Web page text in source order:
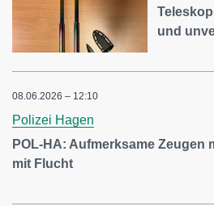
und
08.06.2026 – 12:10
Polizei Hagen
POL-HA: Aufmerksame Zeugen
mit Flucht